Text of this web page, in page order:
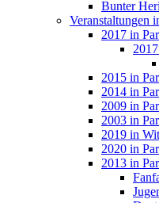
Bunter
Veranstaltungen
2017 in
2015 in
2014 in
2009 in
2003 in
2019 in
2020 in
2013 in